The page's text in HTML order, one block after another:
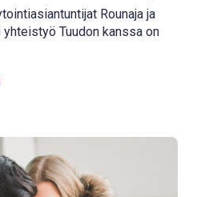
Rounaja ja
Tuudon kanssa on